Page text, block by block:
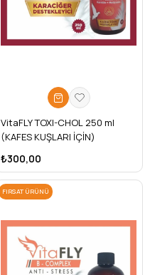
VitaFLY TOXI-CHOL 250 ml
(KAFES KUŞLARI İÇİN)
₺300,00
FIRSAT ÜRÜNÜ